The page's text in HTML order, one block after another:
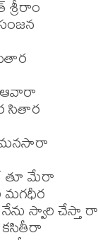
ఆవారా
సితార
మనసారా
తూ మేరా
మగధీర
స్వారి చేస్తా రా